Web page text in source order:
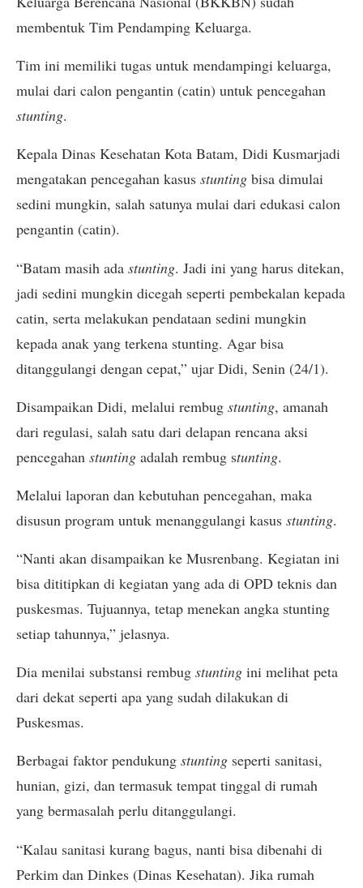
membentuk Tim Pendamping Keluarga.
Tim ini memiliki tugas untuk mendampingi keluarga,
mulai dari calon pengantin (catin) untuk pencegahan
stunting.
Kepala Dinas Kesehatan Kota Batam, Didi Kusmarjadi
mengatakan pencegahan kasus stunting bisa dimulai
sedini mungkin, salah satunya mulai dari edukasi calon
pengantin (catin).
“Batam masih ada stunting. Jadi ini yang harus ditekan,
jadi sedini mungkin dicegah seperti pembekalan kepada
catin, serta melakukan pendataan sedini mungkin
kepada anak yang terkena stunting. Agar bisa
ditanggulangi dengan cepat,” ujar Didi, Senin (24/1).
Disampaikan Didi, melalui rembug stunting, amanah
dari regulasi, salah satu dari delapan rencana aksi
pencegahan stunting adalah rembug stunting.
Melalui laporan dan kebutuhan pencegahan, maka
disusun program untuk menanggulangi kasus stunting.
“Nanti akan disampaikan ke Musrenbang. Kegiatan ini
bisa dititipkan di kegiatan yang ada di OPD teknis dan
puskesmas. Tujuannya, tetap menekan angka stunting
setiap tahunnya,” jelasnya.
Dia menilai substansi rembug stunting ini melihat peta
dari dekat seperti apa yang sudah dilakukan di
Puskesmas.
Berbagai faktor pendukung stunting seperti sanitasi,
hunian, gizi, dan termasuk tempat tinggal di rumah
yang bermasalah perlu ditanggulangi.
“Kalau sanitasi kurang bagus, nanti bisa dibenahi di
Perkim dan Dinkes (Dinas Kesehatan). Jika rumah